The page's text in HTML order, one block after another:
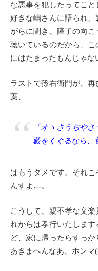
な悪事を犯したってこ
好きな嶋さんに語られ
がらに聞き、障子の向
聴いているのだから、
にはたまったもんじゃな
ラストで孫右衛門が、
葉、
「オヽさうぢや
藪をくぐるなら、
はもうダメです。それこ
んすよ…。
こうして、親不孝な文
れからは孝行いたします
ど、家に帰ったらすっ
あきまへんなあ、ホンマ(